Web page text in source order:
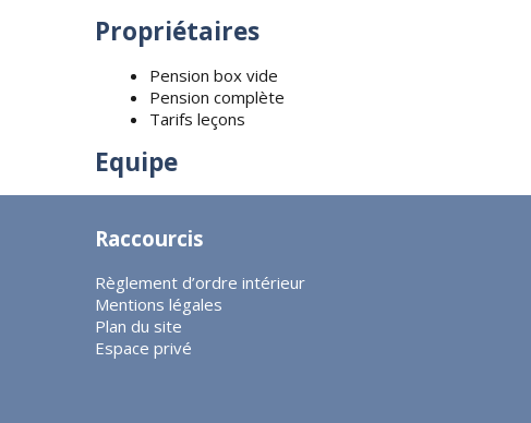
Propriétaires
Pension box vide
Pension complète
Tarifs leçons
Equipe
Raccourcis
Règlement d’ordre intérieur
Mentions légales
Plan du site
Espace privé